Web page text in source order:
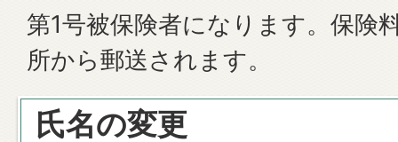
第1号被保険者になります。保険
所から郵送されます。
氏名の変更